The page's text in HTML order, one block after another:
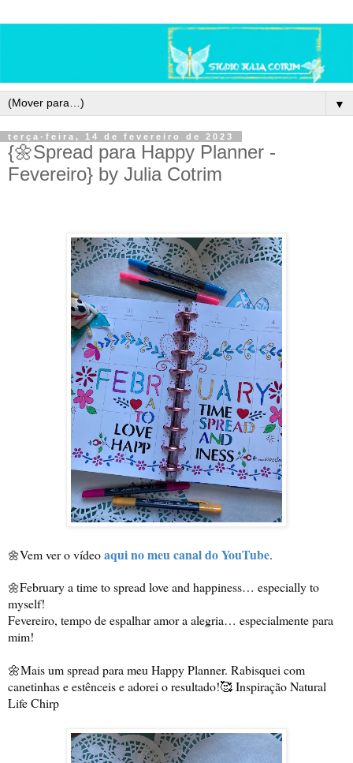
▼
terça-feira, 14 de fevereiro de 2023
{🌼Spread para Happy Planner -
Fevereiro} by Julia Cotrim
🌼Vem ver o vídeo aqui no meu canal do YouTube.
🌼February a time to spread love and happiness… especially to
myself!
Fevereiro, tempo de espalhar amor a alegria… especialmente para
mim!
🌼Mais um spread para meu Happy Planner. Rabisquei com
canetinhas e estênceis e adorei o resultado!🥰 Inspiração Natural
Life Chirp